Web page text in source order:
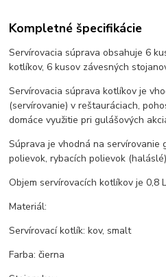
Kompletné špecifikácie
Servírovacia súprava obsahuje 6
kotlíkov, 6 kusov závesných
Servírovacia súprava kotlíkov je
(servírovanie) v reštauráciach,
domáce využitie pri gulášových
Súprava je vhodná na servírovanie
polievok, rybacích polievok (haláslé)
Objem servírovacích kotlíkov je 0,8
Materiál:
Servírovací kotlík: kov, smalt
Farba: čierna